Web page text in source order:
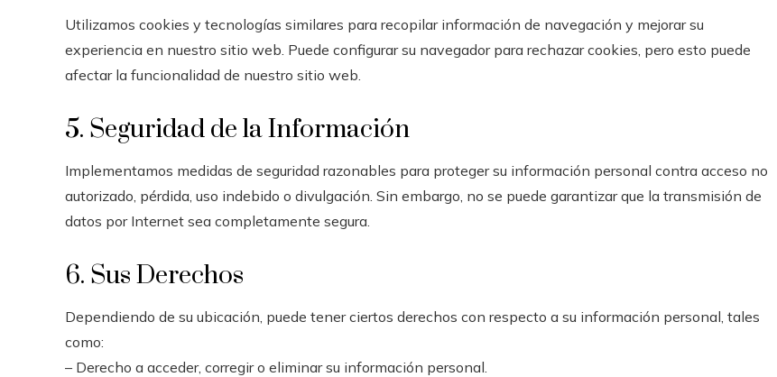
Utilizamos cookies y tecnologías similares para recopilar información de navegación y mejorar su
experiencia en nuestro sitio web. Puede configurar su navegador para rechazar cookies, pero esto puede
afectar la funcionalidad de nuestro sitio web.
5. Seguridad de la Información
Implementamos medidas de seguridad razonables para proteger su información personal contra acceso no
autorizado, pérdida, uso indebido o divulgación. Sin embargo, no se puede garantizar que la transmisión de
datos por Internet sea completamente segura.
6. Sus Derechos
Dependiendo de su ubicación, puede tener ciertos derechos con respecto a su información personal, tales
como:
– Derecho a acceder, corregir o eliminar su información personal.